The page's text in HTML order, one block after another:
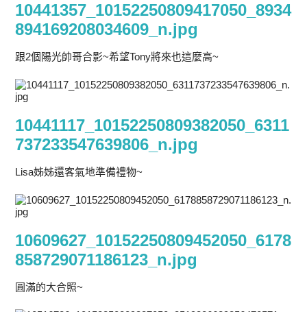
10441357_10152250809417050_8934
894169208034609_n.jpg
跟2個陽光帥哥合影~希望Tony將來也這麼高~
10441117_10152250809382050_6311
737233547639806_n.jpg
Lisa姊姊還客氣地準備禮物~
10609627_10152250809452050_6178
858729071186123_n.jpg
圓滿的大合照~